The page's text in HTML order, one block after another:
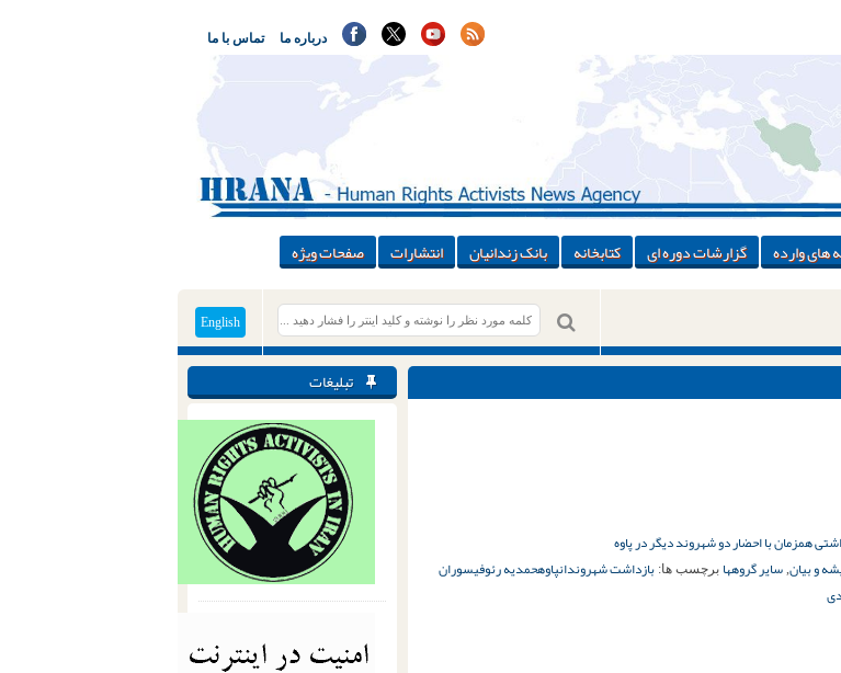
تماس با ما درباره ما
های وارده گزارشات دوره ای کتابخانه بانک زندانیان انتشارات صفحات ویژه
English
تبلیغات
همزمان با احضار دو شهروند دیگر در پاوه
و بیان, سایر گروهها برچسب ها: بازداشت شهروندانپاوهحمدیه رئوفیسوران